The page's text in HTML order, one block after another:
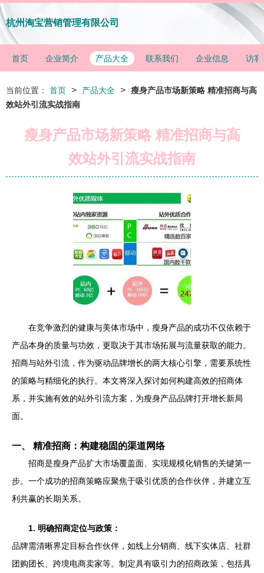
杭州淘宝营销管理有限公司
首页 企业简介 产品大全 联系我们 企业信息 访客
当前位置： 首页 > 产品大全 > 瘦身产品市场新策略 精准招商与高
效站外引流实战指南
瘦身产品市场新策略 精准招商与高
效站外引流实战指南
在竞争激烈的健康与美体市场中，瘦身产品的成功不仅依赖于
产品本身的质量与功效，更取决于其市场拓展与流量获取的能力。
招商与站外引流，作为驱动品牌增长的两大核心引擎，需要系统性
的策略与精细化的执行。本文将深入探讨如何构建高效的招商体
系，并实施有效的站外引流方案，为瘦身产品品牌打开增长新局
面。
一、 精准招商：构建稳固的渠道网络
招商是瘦身产品扩大市场覆盖面、实现规模化销售的关键第一
步。一个成功的招商策略应聚焦于吸引优质的合作伙伴，并建立互
利共赢的长期关系。
1. 明确招商定位与政策：
品牌需清晰界定目标合作伙伴，如线上分销商、线下实体店、社群
团购团长、跨境电商卖家等。制定具有吸引力的招商政策，包括具